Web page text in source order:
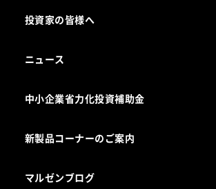
電気・ガス別厨房機器
アフターサービスお問合せ先
海外出店をご検討のお客様へ
投資家の皆様へ
ニュース
中小企業省力化投資補助金
新製品コーナーのご案内
マルゼンブログ